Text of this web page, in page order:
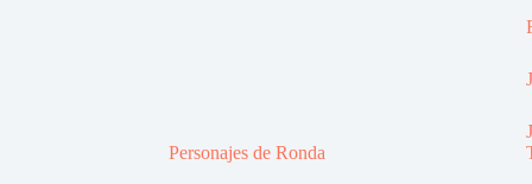
Personajes de Ronda